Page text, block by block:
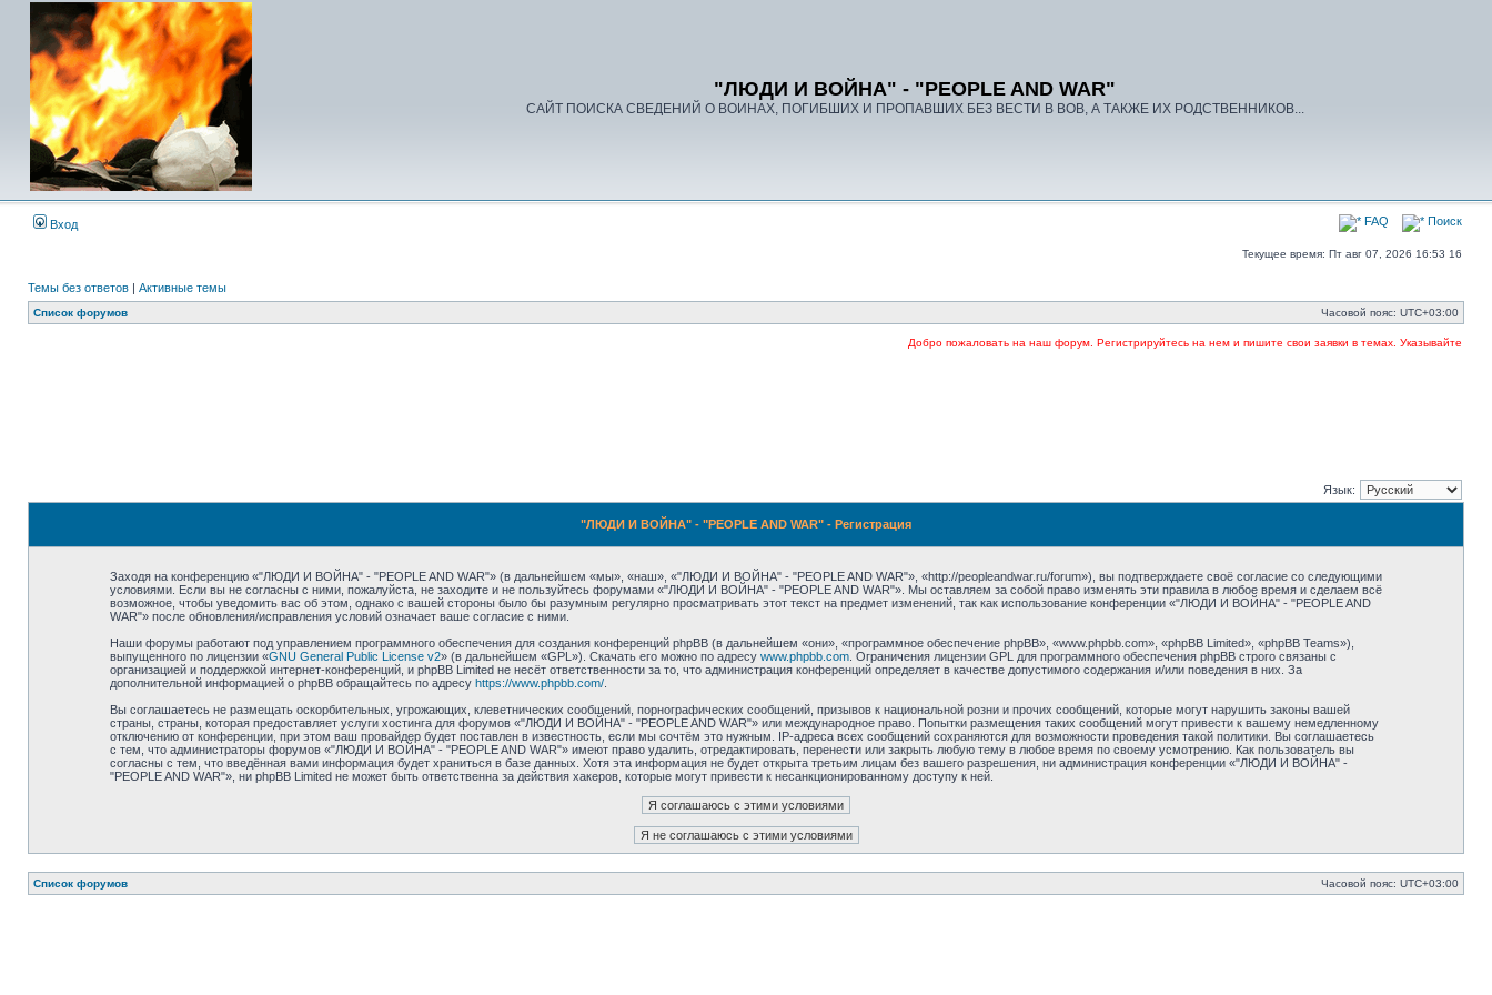
"ЛЮДИ И ВОЙНА" - "PEOPLE AND WAR"
САЙТ ПОИСКА СВЕДЕНИЙ О ВОИНАХ, ПОГИБШИХ И ПРОПАВШИХ БЕЗ ВЕСТИ В ВОВ, А ТАКЖЕ ИХ РОДСТВЕННИКОВ...
Вход FAQ Поиск
Текущее время: Пт авг 07, 2026 16:53 16
Темы без ответов | Активные темы
Список форумов Часовой пояс: UTC+03:00
Добро пожаловать на наш форум. Регистрируйтесь на нем и пишите свои заявки в темах. Указывайте в
Язык:
"ЛЮДИ И ВОЙНА" - "PEOPLE AND WAR" - Регистрация
Заходя на конференцию «"ЛЮДИ И ВОЙНА" - "PEOPLE AND WAR"» (в дальнейшем «мы», «наш», «"ЛЮДИ И ВОЙНА" - "PEOPLE AND WAR"», «http://peopleandwar.ru/forum»), вы подтверждаете своё согласие со следующими
условиями. Если вы не согласны с ними, пожалуйста, не заходите и не пользуйтесь форумами «"ЛЮДИ И ВОЙНА" - "PEOPLE AND WAR"». Мы оставляем за собой право изменять эти правила в любое время и сделаем всё
возможное, чтобы уведомить вас об этом, однако с вашей стороны было бы разумным регулярно просматривать этот текст на предмет изменений, так как использование конференции «"ЛЮДИ И ВОЙНА" - "PEOPLE AND
WAR"» после обновления/исправления условий означает ваше согласие с ними.
Наши форумы работают под управлением программного обеспечения для создания конференций phpBB (в дальнейшем «они», «программное обеспечение phpBB», «www.phpbb.com», «phpBB Limited», «phpBB Teams»),
выпущенного по лицензии «GNU General Public License v2» (в дальнейшем «GPL»). Скачать его можно по адресу www.phpbb.com. Ограничения лицензии GPL для программного обеспечения phpBB строго связаны с
организацией и поддержкой интернет-конференций, и phpBB Limited не несёт ответственности за то, что администрация конференций определяет в качестве допустимого содержания и/или поведения в них. За
дополнительной информацией о phpBB обращайтесь по адресу https://www.phpbb.com/.
Вы соглашаетесь не размещать оскорбительных, угрожающих, клеветнических сообщений, порнографических сообщений, призывов к национальной розни и прочих сообщений, которые могут нарушить законы вашей
страны, страны, которая предоставляет услуги хостинга для форумов «"ЛЮДИ И ВОЙНА" - "PEOPLE AND WAR"» или международное право. Попытки размещения таких сообщений могут привести к вашему немедленному
отключению от конференции, при этом ваш провайдер будет поставлен в известность, если мы сочтём это нужным. IP-адреса всех сообщений сохраняются для возможности проведения такой политики. Вы соглашаетесь
с тем, что администраторы форумов «"ЛЮДИ И ВОЙНА" - "PEOPLE AND WAR"» имеют право удалить, отредактировать, перенести или закрыть любую тему в любое время по своему усмотрению. Как пользователь вы
согласны с тем, что введённая вами информация будет храниться в базе данных. Хотя эта информация не будет открыта третьим лицам без вашего разрешения, ни администрация конференции «"ЛЮДИ И ВОЙНА" -
"PEOPLE AND WAR"», ни phpBB Limited не может быть ответственна за действия хакеров, которые могут привести к несанкционированному доступу к ней.
Список форумов Часовой пояс: UTC+03:00